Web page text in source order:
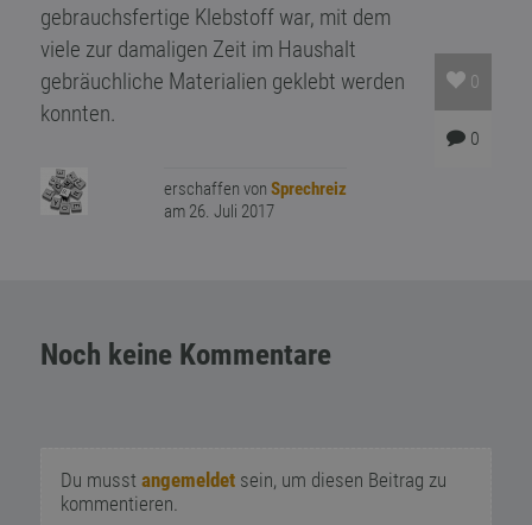
gebrauchsfertige Klebstoff war, mit dem
viele zur damaligen Zeit im Haushalt
gebräuchliche Materialien geklebt werden
konnten.
0
0
erschaffen von Sprechreiz
am 26. Juli 2017
Noch keine Kommentare
Du musst angemeldetsein, um diesen Beitrag zu
kommentieren.